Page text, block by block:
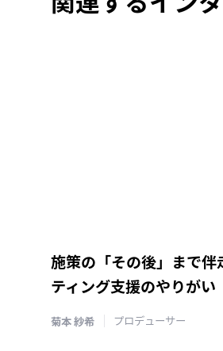
施策の「その後」まで伴
ティング支援のやりがい
菊本 紗希 プロデューサー